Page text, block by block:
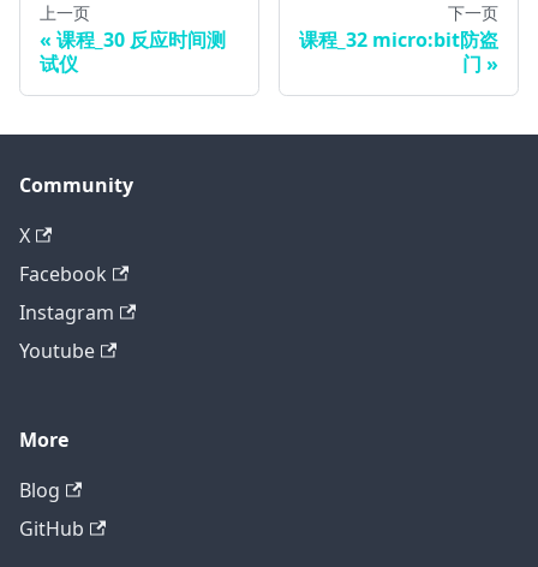
上一页
课程_30 反应时间测
试仪
下一页
课程_32 micro:bit防盗
门
Community
X
Facebook
Instagram
Youtube
More
Blog
GitHub